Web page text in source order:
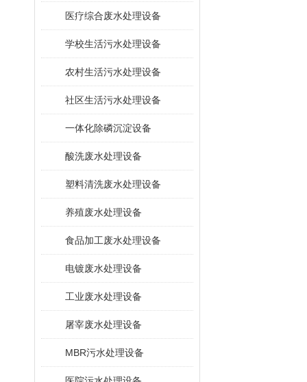
医疗综合废水处理设备
学校生活污水处理设备
农村生活污水处理设备
社区生活污水处理设备
一体化除磷沉淀设备
酸洗废水处理设备
塑料清洗废水处理设备
养殖废水处理设备
食品加工废水处理设备
电镀废水处理设备
工业废水处理设备
屠宰废水处理设备
MBR污水处理设备